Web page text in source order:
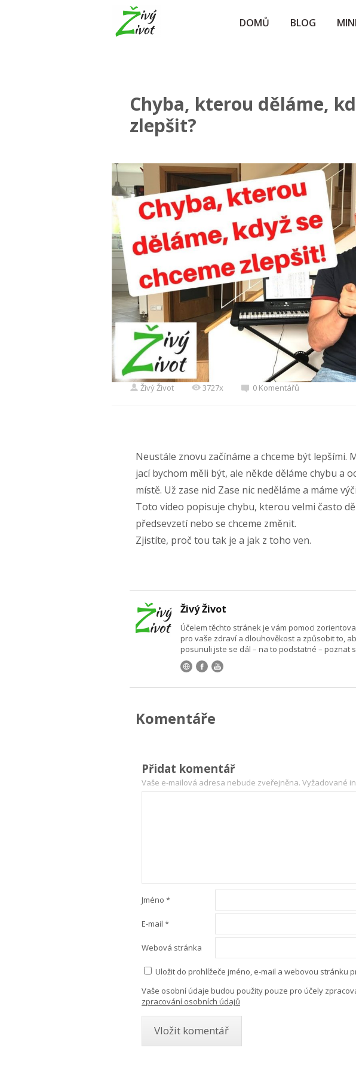
DOMŮ BLOG
Chyba, kterou děláme,
zlepšit?
Živý Život 3727x 0 Komentářů
Neustále znovu začínáme a chceme být lepšími.
jací bychom měli být, ale někde děláme chybu a
místě. Už zase nic! Zase nic neděláme a máme
Toto video popisuje chybu, kterou velmi často
předsevzetí nebo se chceme změnit.
Zjistíte, proč tou tak je a jak z toho ven.
Živý Život
Účelem těchto stránek je vám pomoci
pro vaše zdraví a dlouhověkost a způsobit to,
posunuli jste se dál – na to podstatné – poznat
Komentáře
Přidat komentář
Vaše e-mailová adresa nebude zveřejněna. Vyžadované
Jméno *
E-mail *
Webová stránka
Uložit do prohlížeče jméno, e-mail a webovou stránku
Vaše osobní údaje budou použity pouze pro účely
zpracování osobních údajů